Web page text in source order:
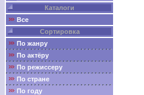
Каталоги
Все
Сортировка
По жанру
По актёру
По режиссеру
По стране
По году